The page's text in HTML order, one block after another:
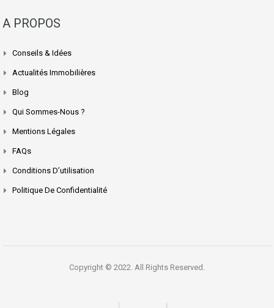
A PROPOS
Conseils & Idées
Actualités Immobilières
Blog
Qui Sommes-Nous ?
Mentions Légales
FAQs
Conditions D’utilisation
Politique De Confidentialité
Copyright © 2022. All Rights Reserved.